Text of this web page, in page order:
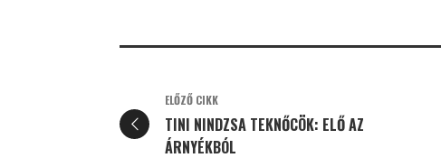
ELŐZŐ CIKK
TINI NINDZSA TEKNŐCÖK: ELŐ AZ
ÁRNYÉKBÓL